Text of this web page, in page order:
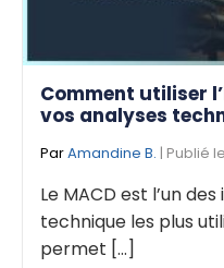
Comment utiliser
vos analyses
ParAmandine B. | Publié
Le MACD est l’un
technique les plus
permet [...]